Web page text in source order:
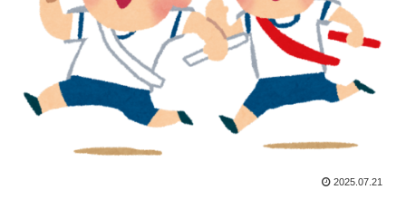
2025.07.21